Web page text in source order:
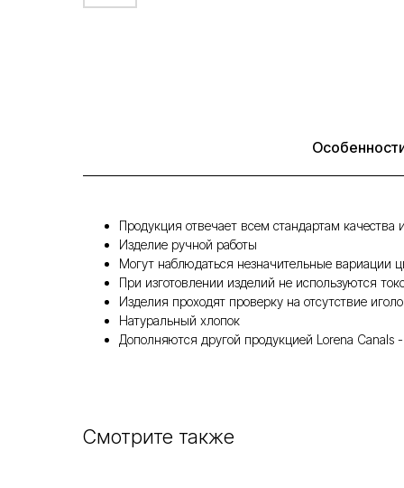
Продукция отвечает всем стандартам качества
Изделие ручной работы
Могут наблюдаться незначительные вариации
При изготовлении изделий не используются
Изделия проходят проверку на отсутствие
Натуральный хлопок
Дополняются другой продукцией Lorena
Смотрите также